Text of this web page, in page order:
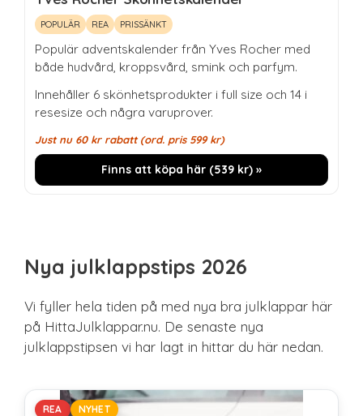
POPULÄR REA PRISSÄNKT
Populär adventskalender från Yves Rocher med
både hudvård, kroppsvård, smink och parfym.
Innehåller 6 skönhetsprodukter i full size och 14 i
resesize och några varuprover.
Just nu 60 krrabatt (ord. pris 599kr)
Finns att köpa här (539 kr) »
Nya julklappstips 2026
Vi fyller hela tiden på med nya bra julklappar här
på HittaJulklappar.nu. De senaste nya
julklappstipsen vi har lagt in hittar du här nedan.
REA NYHET